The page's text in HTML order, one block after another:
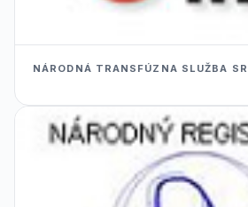
NÁRODNÁ TRANSFÚZNA SLUŽBA SR